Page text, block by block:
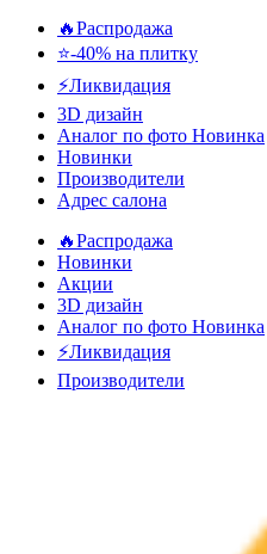
🔥Распродажа
⭐-40% на плитку
⚡️Ликвидация
3D дизайн
Аналог по фото Новинка
Новинки
Производители
Адрес салона
🔥Распродажа
Новинки
Акции
3D дизайн
Аналог по фото Новинка
⚡Ликвидация
Производители